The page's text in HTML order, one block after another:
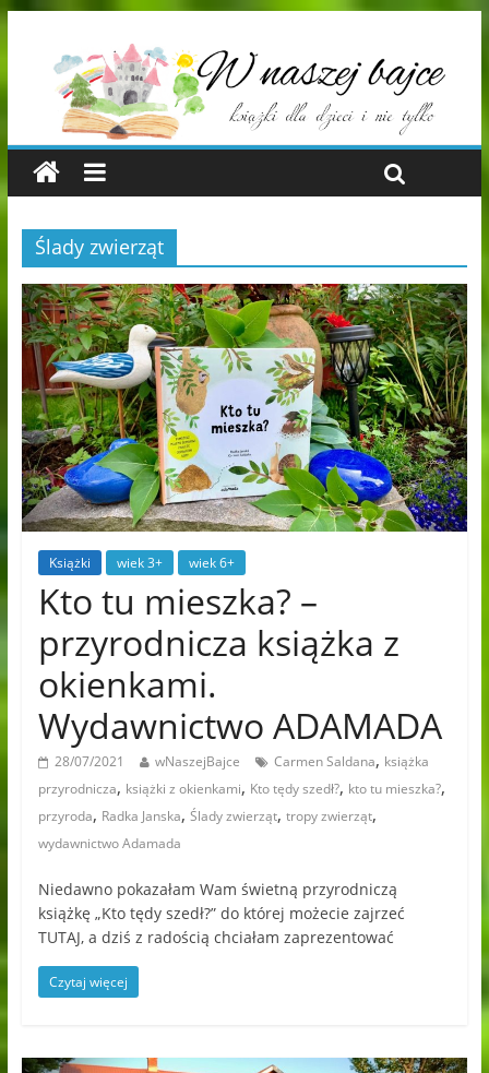
Ślady zwierząt
Książki wiek 3+ wiek 6+
Kto tu mieszka? –
przyrodnicza książka z
okienkami.
Wydawnictwo ADAMADA
28/07/2021 wNaszejBajce Carmen Saldana, książka
przyrodnicza, książki z okienkami, Kto tędy szedł?, kto tu mieszka?,
przyroda, Radka Janska, Ślady zwierząt, tropy zwierząt,
wydawnictwo Adamada
Niedawno pokazałam Wam świetną przyrodniczą
książkę „Kto tędy szedł?” do której możecie zajrzeć
TUTAJ, a dziś z radością chciałam zaprezentować
Czytaj więcej